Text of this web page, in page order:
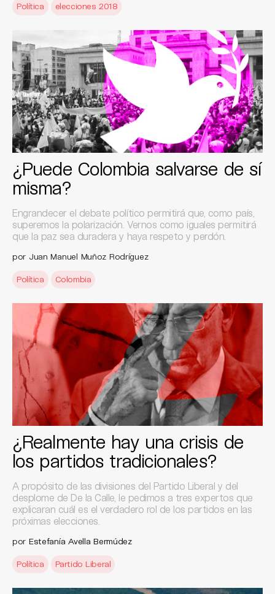
Política elecciones 2018
¿Puede Colombia salvarse de sí
misma?
Engrandecer el debate político permitirá que, como país,
superemos la polarización. Vernos como iguales permitirá
que la paz sea duradera y haya respeto y perdón.
por Juan Manuel Muñoz Rodríguez
Política Colombia
¿Realmente hay una crisis de
los partidos tradicionales?
A propósito de las divisiones del Partido Liberal y del
desplome de De la Calle, le pedimos a tres expertos que
explicaran cuál es el verdadero rol de los partidos en las
próximas elecciones.
por Estefanía Avella Bermúdez
Política Partido Liberal